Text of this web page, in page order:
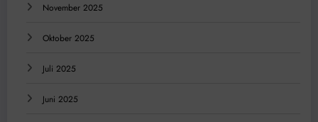
November 2025
Oktober 2025
Juli 2025
Juni 2025